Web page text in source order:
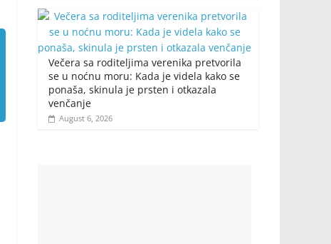
Večera sa roditeljima verenika pretvorila
se u noćnu moru: Kada je videla kako se
ponaša, skinula je prsten i otkazala
venčanje
August 6, 2026